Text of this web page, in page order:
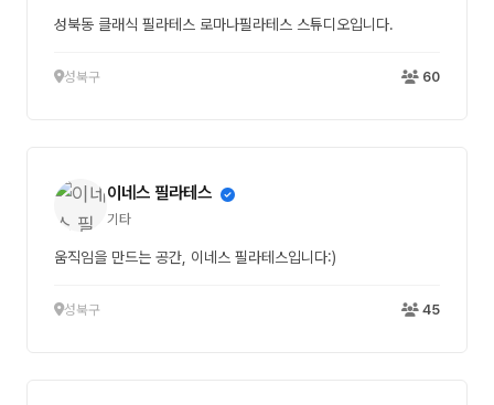
성북동 클래식 필라테스 로마나필라테스 스튜디오입니다.
성북구 60
이네스 필라테스
기타
움직임을 만드는 공간, 이네스 필라테스입니다:)
성북구 45